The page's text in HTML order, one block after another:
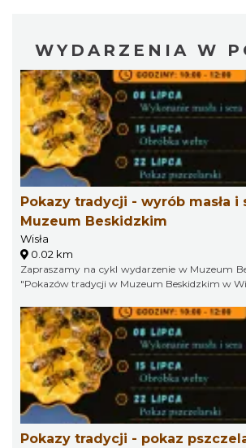
WYDARZENIA W
Pokazy tradycji - wyrób masła i
Muzeum Beskidzkim
Wisła
0.02 km
Zapraszamy na cykl wydarzenie w Muzeum
"Pokazów tradycji w Muzeum Beskidzkim w
Pokazy tradycji - pokaz